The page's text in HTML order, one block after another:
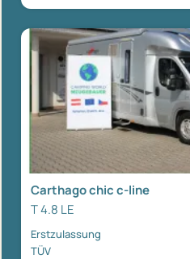
Carthago chic c-line
T 4.8 LE
Erstzulassung
TÜV